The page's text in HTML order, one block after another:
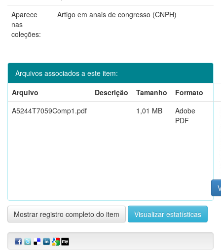
Aparece
nas
coleções:
Artigo em anais de congresso (CNPH)
Arquivos associados a este item:
Arquivo
Descrição Tamanho
Formato
A5244T7059Comp1.pdf
1,01 MB
Adobe
PDF
Mostrar registro completo do item Visualizar estatísticas